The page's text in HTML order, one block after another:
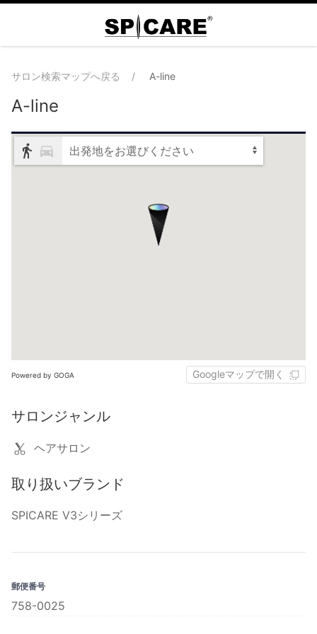
サロン検索マップへ戻る A-line
A-line
出発地をお選びください
Powered by GOGA Googleマップで開く
サロンジャンル
ヘアサロン
取り扱いブランド
SPICARE V3シリーズ
郵便番号
758-0025